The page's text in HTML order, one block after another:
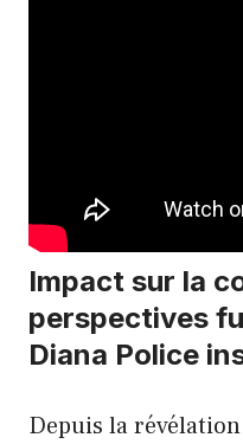
Impact sur la
perspectives
Diana Police
Depuis la